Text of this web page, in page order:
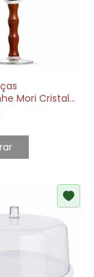
Mori Cristal
Madeira